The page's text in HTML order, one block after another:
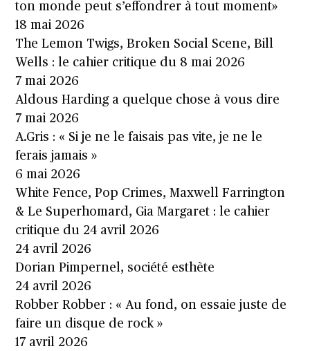
ton monde peut s’effondrer à tout moment»
18 mai 2026
The Lemon Twigs, Broken Social Scene, Bill
Wells : le cahier critique du 8 mai 2026
7 mai 2026
Aldous Harding a quelque chose à vous dire
7 mai 2026
A.Gris : « Si je ne le faisais pas vite, je ne le
ferais jamais »
6 mai 2026
White Fence, Pop Crimes, Maxwell Farrington
& Le Superhomard, Gia Margaret : le cahier
critique du 24 avril 2026
24 avril 2026
Dorian Pimpernel, société esthète
24 avril 2026
Robber Robber : « Au fond, on essaie juste de
faire un disque de rock »
17 avril 2026